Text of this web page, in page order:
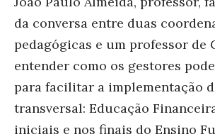
da conversa entre duas
pedagógicas e um professor de
entender como os gestores
para facilitar a implementação
transversal: Educação
iniciais e nos finais do Ensino